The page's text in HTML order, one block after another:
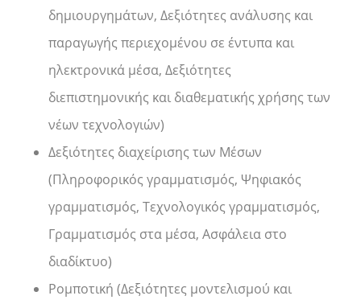
δημιουργημάτων, Δεξιότητες ανάλυσης και
παραγωγής περιεχομένου σε έντυπα και
ηλεκτρονικά μέσα, Δεξιότητες
διεπιστημονικής και διαθεματικής χρήσης των
νέων τεχνολογιών)
Δεξιότητες διαχείρισης των Μέσων
(Πληροφορικός γραμματισμός, Ψηφιακός
γραμματισμός, Τεχνολογικός γραμματισμός,
Γραμματισμός στα μέσα, Ασφάλεια στο
διαδίκτυο)
Ρομποτική (Δεξιότητες μοντελισμού και